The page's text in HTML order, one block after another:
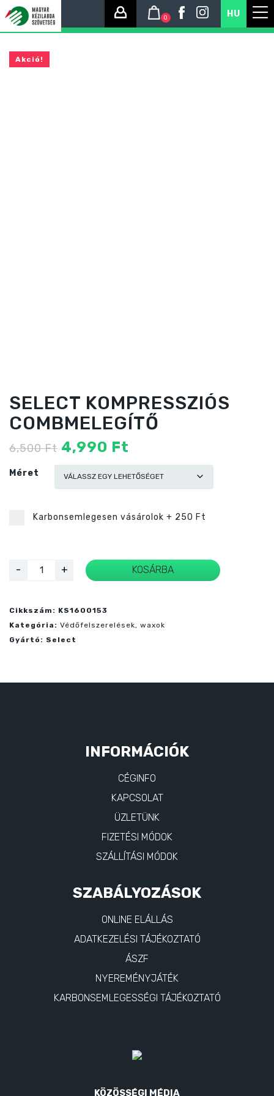
HU
0
Akció!
SELECT KOMPRESSZIÓS
COMBMELEGÍTŐ
6,500Ft Original
price
was:
6,500 Ft
4,990 Ft
price
is:
4,990 Ft
Méret
Karbonsemlegesen vásárolok + 250 Ft
-
Kompressziós
combmelegítő
+ KOSÁRBA
Cikkszám: KS1600153
Kategória: Védőfelszerelések, waxok
Gyártó: Select
INFORMÁCIÓK
CÉGINFO
KAPCSOLAT
ÜZLETÜNK
FIZETÉSI MÓDOK
SZÁLLÍTÁSI MÓDOK
SZABÁLYOZÁSOK
ONLINE ELÁLLÁS
ADATKEZELÉSI TÁJÉKOZTATÓ
ÁSZF
NYEREMÉNYJÁTÉK
KARBONSEMLEGESSÉGI TÁJÉKOZTATÓ
KÖZÖSSÉGI MÉDIA